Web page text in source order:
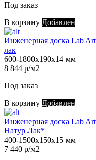
Под заказ
В корзину Добавлен
Инженерная доска Lab
лак
600-1800х190х14 мм
8 844 р/м2
Под заказ
В корзину Добавлен
Инженерная доска Lab
Натур Лак*
400-1500х150х15 мм
7 440 р/м2